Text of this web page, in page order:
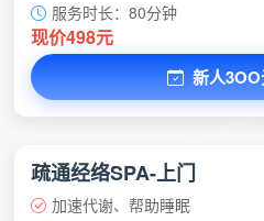
服务时长：80分钟
现价498元
新人
疏通经络SPA-上门
加速代谢、帮助睡眠